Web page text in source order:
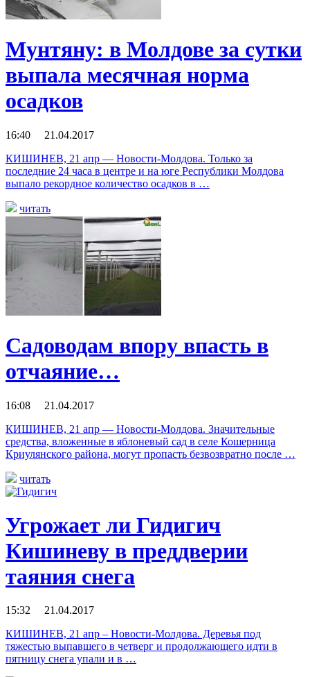
Мунтяну: в Молдове за сутки
выпала месячная норма
осадков
16:40 21.04.2017
КИШИНЕВ, 21 апр — Новости-Молдова. Только за
последние 24 часа в центре и на юге Республики Молдова
выпало рекордное количество осадков в …
читать
Садоводам впору впасть в
отчаяние…
16:08 21.04.2017
КИШИНЕВ, 21 апр — Новости-Молдова. Значительные
средства, вложенные в яблоневый сад в селе Кошерница
Криулянского района, могут пропасть безвозвратно после …
читать
Угрожает ли Гидигич
Кишиневу в преддверии
таяния снега
15:32 21.04.2017
КИШИНЕВ, 21 апр – Новости-Молдова. Деревья под
тяжестью выпавшего в четверг и продолжающего идти в
пятницу снега упали и в …